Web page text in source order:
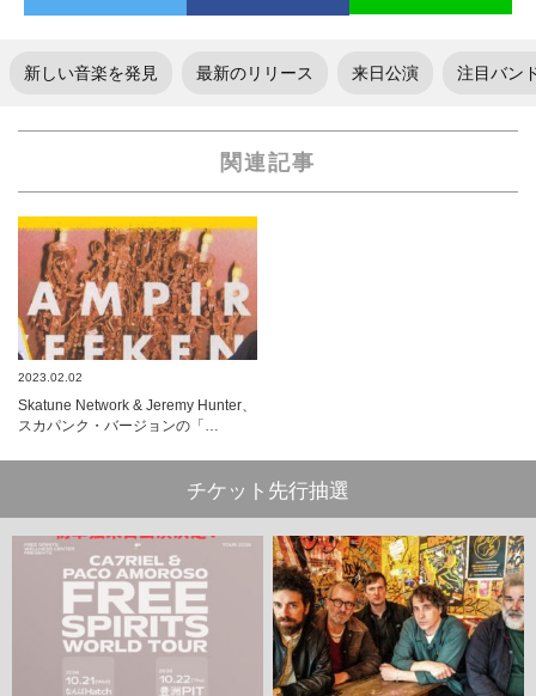
新しい音楽を発見 最新のリリース 来日公演 注目バン
関連記事
2023.02.02
Skatune Network & Jeremy Hunter、
スカパンク・バージョンの「…
チケット先行抽選